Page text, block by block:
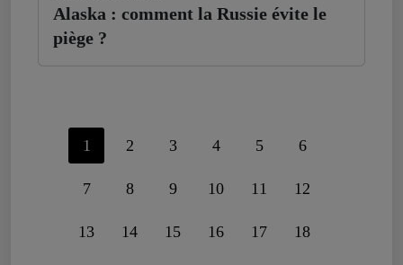
Alaska : comment la Russie évite le
piège ?
1 2 3 4 5 6
7 8 9 10 11 12
13 14 15 16 17 18